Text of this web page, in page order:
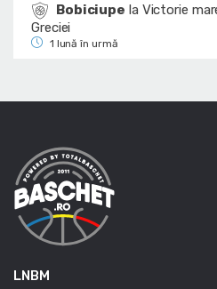
Bobiciupe la Victorie
Greciei
1 lună în urmă
LNBM